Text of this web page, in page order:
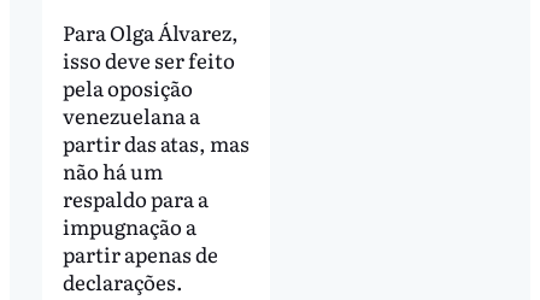
Para Olga Álvarez,
isso deve ser feito
pela oposição
venezuelana a
partir das atas, mas
não há um
respaldo para a
impugnação a
partir apenas de
declarações.